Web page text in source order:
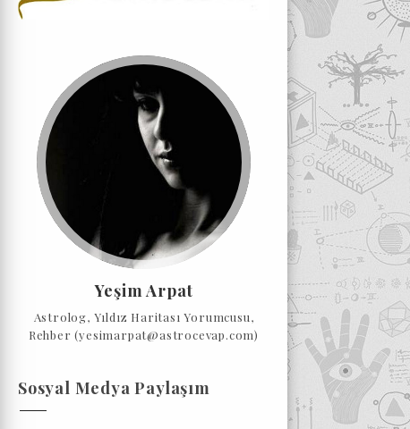
Yeşim Arpat
Astrolog, Yıldız Haritası Yorumcusu,
Rehber (yesimarpat@astrocevap.com)
Sosyal Medya Paylaşım